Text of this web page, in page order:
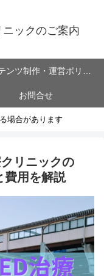
ックのご案内
ンツ制作・運営ポリシ
ー
お問合せ
場合があります
リニックの
費用を解説